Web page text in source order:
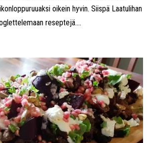
oikein hyvin. Siispä Laatulihan
reseptejä....